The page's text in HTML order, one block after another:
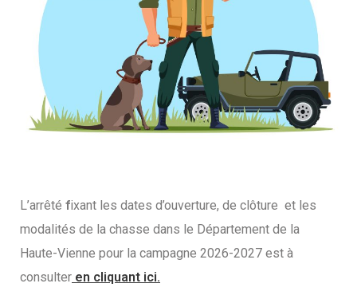
L’arrêté fixant les dates d’ouverture, de clôture et les
modalités de la chasse dans le Département de la
Haute-Vienne pour la campagne 2026-2027 est à
consulter en cliquant ici.